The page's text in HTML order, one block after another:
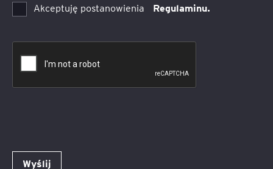
Akceptuję postanowienia Regulaminu.
Wyślij